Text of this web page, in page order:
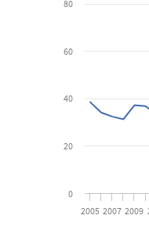
View as data table,
The chart has 1 Y axis
2005 2007 2009
0
20
40
60
80